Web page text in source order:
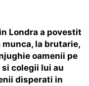
Londra a povestit
munca, la brutarie,
oamenii pe
colegii lui au
disperati in